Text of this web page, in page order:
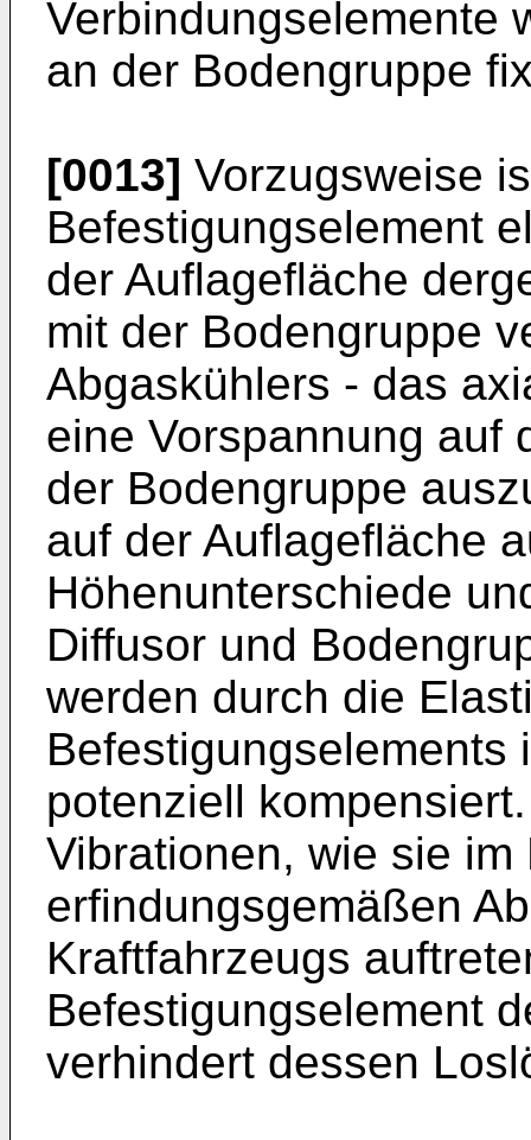
Verbindungselemente
an der Bodengruppe
[0013] Vorzugsweise
Befestigungselement
der Auflagefläche
mit der Bodengruppe
Abgaskühlers - das
eine Vorspannung auf
der Bodengruppe
auf der Auflagefläche
Höhenunterschiede
Diffusor und
werden durch die
Befestigungselements
potenziell
Vibrationen, wie sie
erfindungsgemäßen
Kraftfahrzeugs
Befestigungselement
verhindert dessen